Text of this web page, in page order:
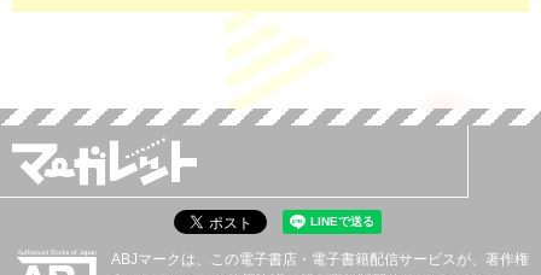
ABJマークは、この電子書店・電子書籍配信サービスが、著作権